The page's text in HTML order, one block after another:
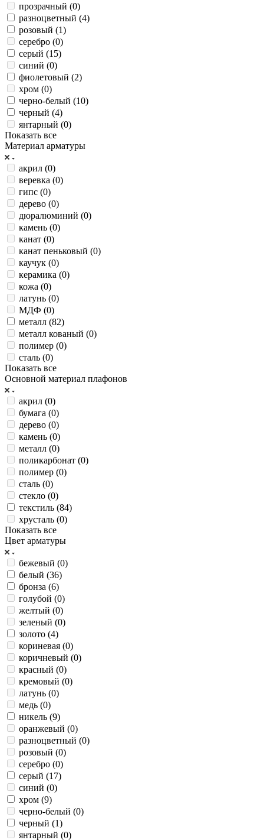
прозрачный (0)
разноцветный (4)
розовый (1)
серебро (0)
серый (15)
синий (0)
фиолетовый (2)
хром (0)
черно-белый (10)
черный (4)
янтарный (0)
Показать все
Материал арматуры
акрил (0)
веревка (0)
гипс (0)
дерево (0)
дюралюминий (0)
камень (0)
канат (0)
канат пеньковый (0)
каучук (0)
керамика (0)
кожа (0)
латунь (0)
МДФ (0)
металл (82)
металл кованый (0)
полимер (0)
сталь (0)
Показать все
Основной материал плафонов
акрил (0)
бумага (0)
дерево (0)
камень (0)
металл (0)
поликарбонат (0)
полимер (0)
сталь (0)
стекло (0)
текстиль (84)
хрусталь (0)
Показать все
Цвет арматуры
бежевый (0)
белый (36)
бронза (6)
голубой (0)
желтый (0)
зеленый (0)
золото (4)
кориневая (0)
коричневый (0)
красный (0)
кремовый (0)
латунь (0)
медь (0)
никель (9)
оранжевый (0)
разноцветный (0)
розовый (0)
серебро (0)
серый (17)
синий (0)
хром (9)
черно-белый (0)
черный (1)
янтарный (0)